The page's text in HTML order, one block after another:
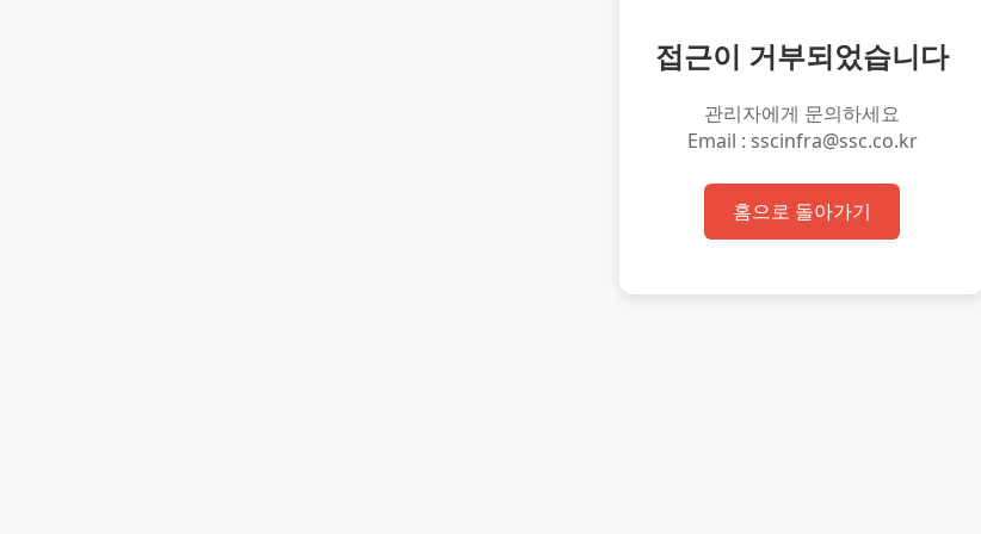
접근이 거부되었습니다
관리자에게 문의하세요
Email : sscinfra@ssc.co.kr
홈으로 돌아가기